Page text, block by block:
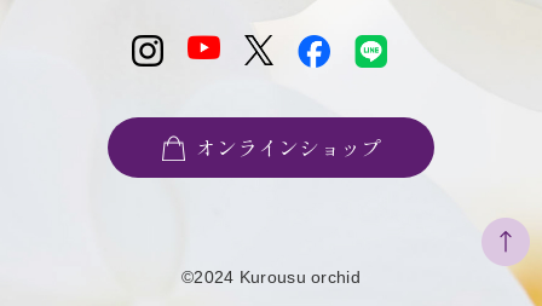
オンラインショップ
©2024 Kurousu orchid